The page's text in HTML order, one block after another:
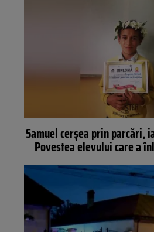
Samuel cerșea prin parcări,
Povestea elevului care a